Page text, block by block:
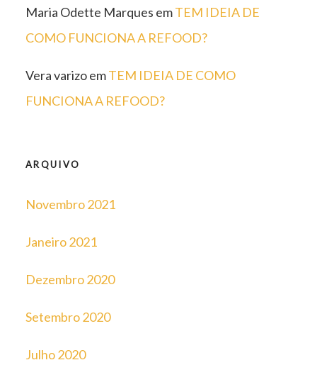
Maria Odette Marques emTEM IDEIA DE
COMO FUNCIONA A REFOOD?
Vera varizoemTEM IDEIA DE COMO
FUNCIONA A REFOOD?
ARQUIVO
Novembro 2021
Janeiro 2021
Dezembro 2020
Setembro 2020
Julho 2020